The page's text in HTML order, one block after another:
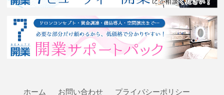
ホーム お問い合わせ プライバシーポリシー